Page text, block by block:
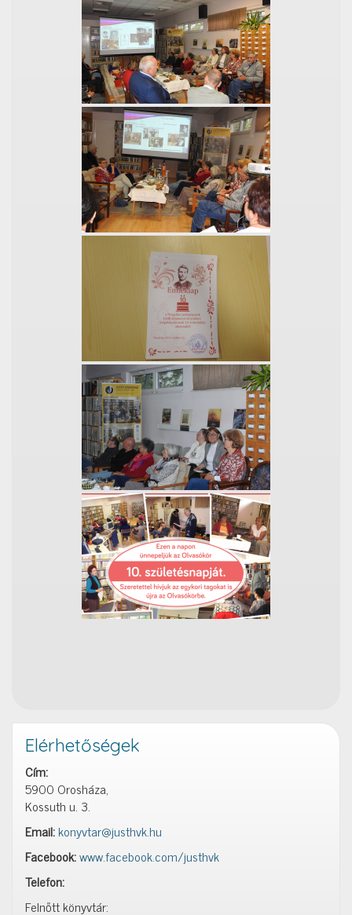
Elérhetőségek
Cím:
5900 Orosháza,
Kossuth u. 3.
Email:konyvtar@justhvk.hu
Facebook:www.facebook.com/justhvk
Telefon:
Felnőtt könyvtár: